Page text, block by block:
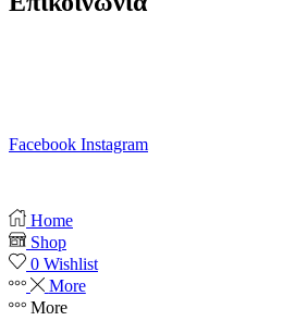
Facebook Instagram
Home
Shop
0 Wishlist
More
More